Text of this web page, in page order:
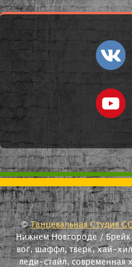
©Танцевальная Студия
Нижнем Новгороде /
вог, шаффл, тверк, хай-
леди-стайл, современная